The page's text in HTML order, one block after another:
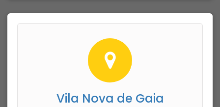
Vila Nova de Gaia